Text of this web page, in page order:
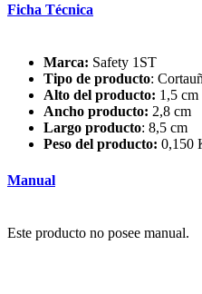
Ficha Técnica
Marca: Safety 1ST
Tipo de producto:
Alto del producto: 1,5 cm
Ancho producto: 2,8 cm
Largo producto: 8,5 cm
Peso del producto: 0,150
Manual
Este producto no posee manual.